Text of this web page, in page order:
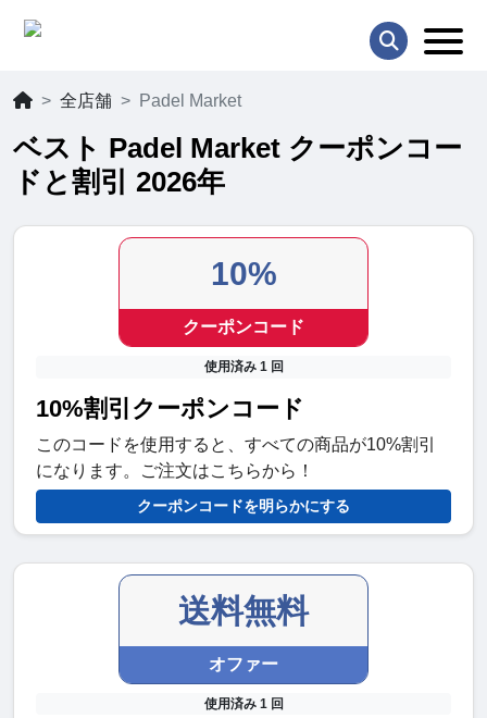
全店舗 Padel Market
ベスト Padel Market クーポンコー
ドと割引 2026年
10%
クーポンコード
使用済み 1 回
10%割引クーポンコード
このコードを使用すると、すべての商品が10%割引
になります。ご注文はこちらから！
クーポンコードを明らかにする
送料無料
オファー
使用済み 1 回